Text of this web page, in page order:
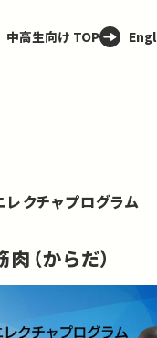
中高生向け TOP
クチャプログラム
（からだ）